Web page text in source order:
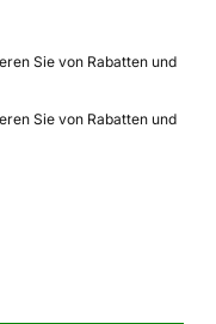
Sie von Rabatten und
Sie von Rabatten und